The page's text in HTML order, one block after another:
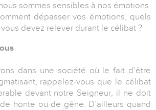
sommes sensibles à nos émotions.
dépasser vos émotions, quels
devez relever durant le célibat ?
dans une société où le fait d’être
rappelez-vous que le célibat
devant notre Seigneur, il ne doit
honte ou de gêne. D’ailleurs quand